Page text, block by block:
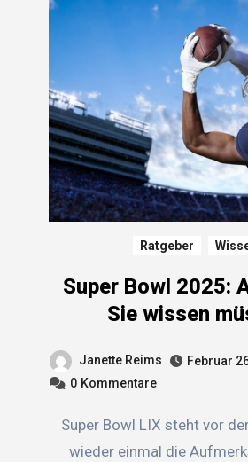
Ratgeber
Super Bowl 2025:
Sie wissen
Janette Reims
Februar
0 Kommentare
Super Bowl LIX steht vor der Tür und wird
wieder einmal die